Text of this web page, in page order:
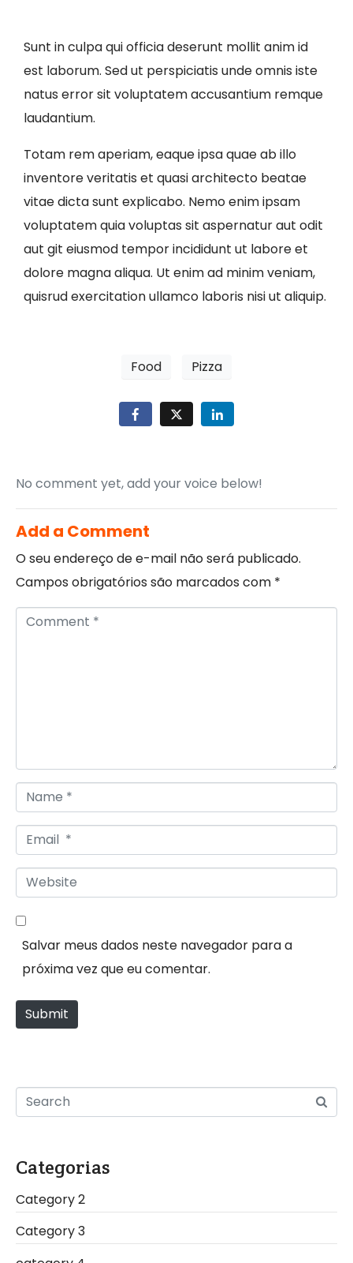
Sunt in culpa qui officia deserunt mollit anim id
est laborum. Sed ut perspiciatis unde omnis iste
natus error sit voluptatem accusantium remque
laudantium.
Totam rem aperiam, eaque ipsa quae ab illo
inventore veritatis et quasi architecto beatae
vitae dicta sunt explicabo. Nemo enim ipsam
voluptatem quia voluptas sit aspernatur aut odit
aut git eiusmod tempor incididunt ut labore et
dolore magna aliqua. Ut enim ad minim veniam,
quisrud exercitation ullamco laboris nisi ut aliquip.
Food Pizza
No comment yet, add your voice below!
Add a Comment
O seu endereço de e-mail não será publicado.
Campos obrigatórios são marcados com *
*
a
m
e
m
l
W
e
b
t
Salvar meus dados neste navegador para a
próxima vez que eu comentar.
Submit
Categorias
Category 2
Category 3